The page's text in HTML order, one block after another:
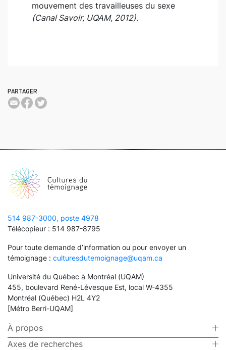
PARTAGER
mouvement des travailleuses du sexe
(Canal Savoir, UQAM, 2012).
514 987-3000, poste 4978
Télécopieur : 514 987-8795
Pour toute demande d’information ou pour envoyer un
témoignage : culturesdutemoignage@uqam.ca
Université du Québec à Montréal (UQAM)
455, boulevard René-Lévesque Est, local W-4355
Montréal (Québec) H2L 4Y2
[Métro Berri-UQAM]
À propos
Axes de recherches